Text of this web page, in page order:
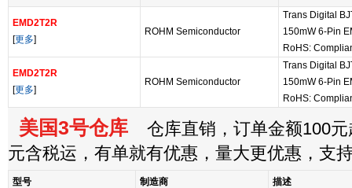
EMD2T2R
[更多]
ROHM Semiconductor
Trans Digital
150mW 6-Pin
RoHS:
EMD2T2R
[更多]
ROHM Semiconductor
Trans Digital
150mW 6-Pin
RoHS:
美国3号仓库 仓库直销，订单金额100元
元含税运，有单就有优惠，量大更优惠，支
型号 制造商 描述